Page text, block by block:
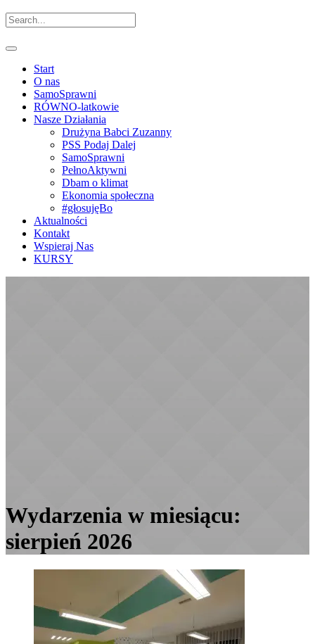
Start
O nas
SamoSprawni
RÓWNO-latkowie
Nasze Działania
Drużyna Babci Zuzanny
PSS Podaj Dalej
SamoSprawni
PełnoAktywni
Dbam o klimat
Ekonomia społeczna
#głosujęBo
Aktualności
Kontakt
Wspieraj Nas
KURSY
Wydarzenia w miesiącu:
sierpień 2026